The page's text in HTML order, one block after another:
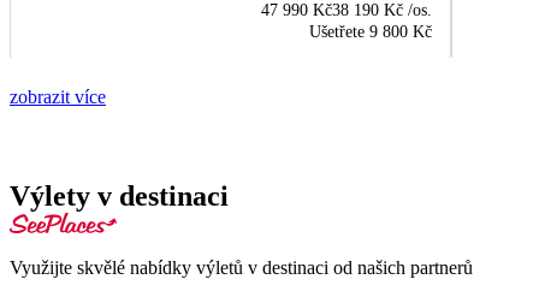
47 990 Kč38 190 Kč /os.
Ušetřete 9 800 Kč
zobrazit více
Výlety v destinaci
Využijte skvělé nabídky výletů v destinaci od našich partnerů